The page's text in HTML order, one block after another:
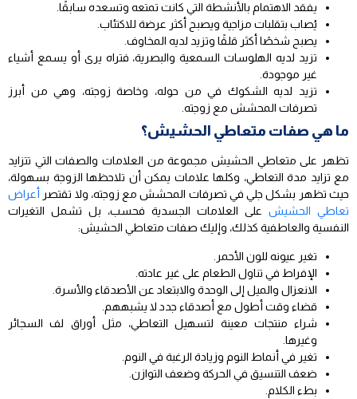
يفقد الاهتمام بالأنشطة التي كانت تمتعه وتسعده سابقًا.
يُصاب بتقلبات مزاجية ويصبح أكثر عرضة للاكتئاب.
يصبح شخصًا أكثر قلقًا وتزيد لديه المخاوف.
تزيد لديه الهلوسات السمعية والبصرية، فتراه يرى أو يسمع أشياء
غير موجودة.
تزيد لديه الشكوك في من حوله، وخاصة زوجته، وهي من أبرز
تصرفات المحشش مع زوجته.
ما هي صفات متعاطي الحشيش؟
تظهر على متعاطي الحشيش مجموعة من العلامات والصفات التي تتزايد
مع تزايد مدة التعاطي، وكلها علامات يمكن أن تلاحظها الزوجة بسهولة،
حيث تظهر بشكل جلي في تصرفات المحشش مع زوجته، ولا تقتصر أعراض
تعاطي الحشيش على العلامات الجسدية فحسب، بل تشمل التغيرات
النفسية والعاطفية كذلك، وإليك صفات متعاطي الحشيش:
تغير عيونه للون الأحمر.
الإفراط في تناول الطعام على غير عادته.
الانعزال والميل إلى الوحدة والابتعاد عن الأصدقاء والأسرة.
قضاء وقت أطول مع أصدقاء جدد لا يشبههم.
شراء منتجات معينة لتسهيل التعاطي، مثل أوراق لف السجائر
وغيرها.
تغير في أنماط النوم وزيادة الرغبة في النوم.
ضعف التنسيق في الحركة وضعف التوازن.
بطء الكلام.